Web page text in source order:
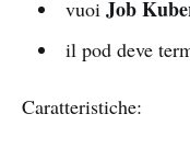
vuoi Job
il pod deve
Caratteristiche: